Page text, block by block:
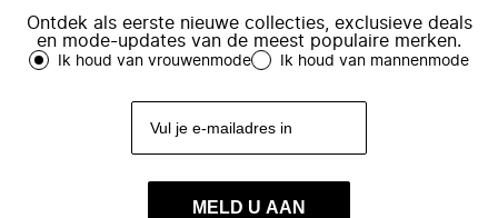
Ontdek als eerste nieuwe collecties, exclusieve deals
en mode-updates van de meest populaire merken.
Ik houd van vrouwenmode Ik houd van mannenmode
MELD U AAN